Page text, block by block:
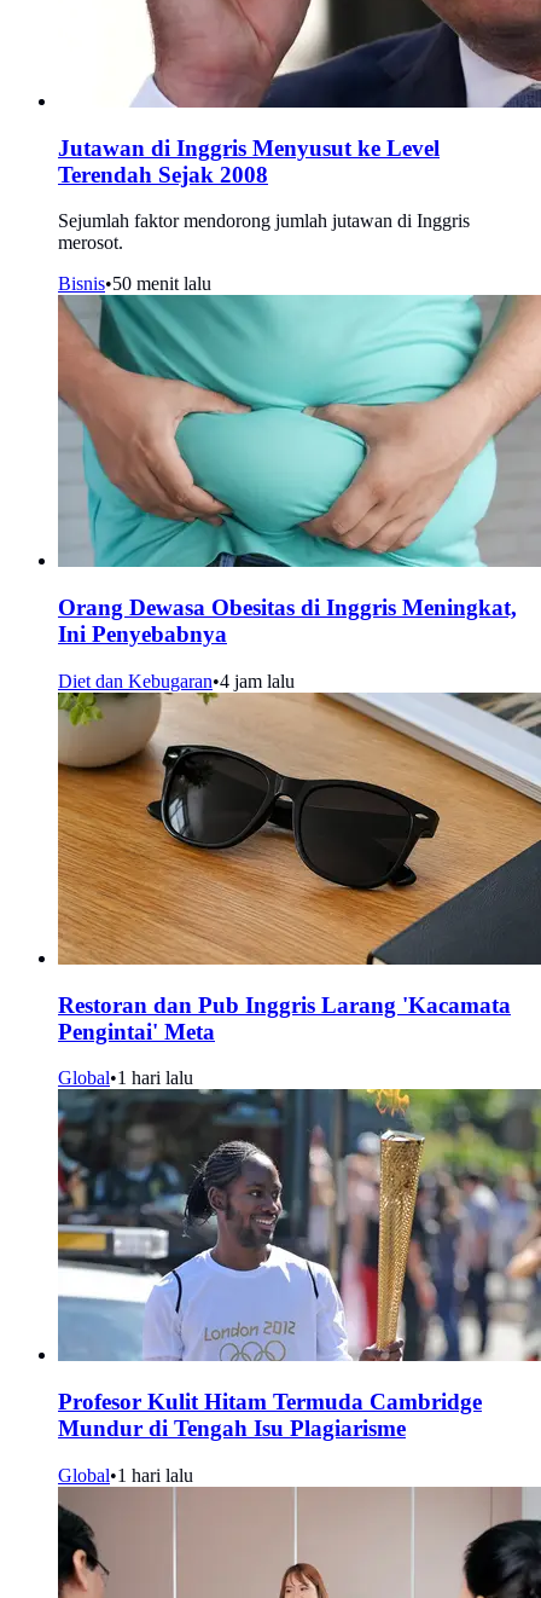
Jutawan di Inggris Menyusut ke Level
Terendah Sejak 2008
Sejumlah faktor mendorong jumlah jutawan di Inggris
merosot.
Bisnis•50 menit lalu
Orang Dewasa Obesitas di Inggris Meningkat,
Ini Penyebabnya
Diet dan Kebugaran•4 jam lalu
Restoran dan Pub Inggris Larang 'Kacamata
Pengintai' Meta
Global•1 hari lalu
Profesor Kulit Hitam Termuda Cambridge
Mundur di Tengah Isu Plagiarisme
Global•1 hari lalu